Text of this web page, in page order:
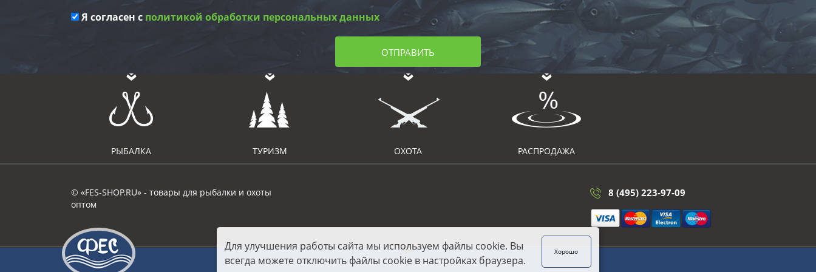
Я согласен с политикой обработки персональных данных
ОТПРАВИТЬ
РЫБАЛКА ТУРИЗМ ОХОТА РАСПРОДАЖА
© «FES-SHOP.RU» - товары для рыбалки и охоты
оптом
8 (495) 223-97-09
Для улучшения работы сайта мы используем файлы cookie. Вы
всегда можете отключить файлы cookie в настройках браузера.
Хорошо